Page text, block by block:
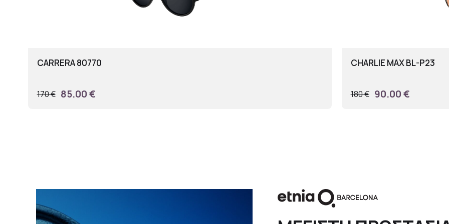
CARRERA 80770
170 € 85.00 €
CHARLIE MAX BL-P23
180 € 90.00 €